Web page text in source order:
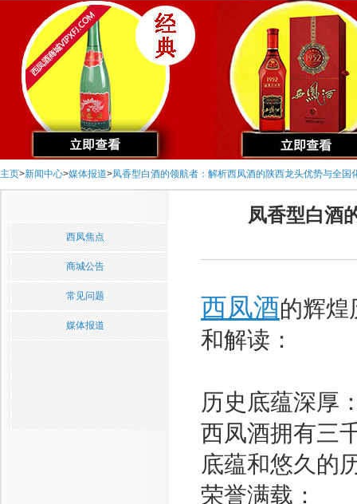
主页>新闻中心>媒体报道>凤香型白酒的领航者：解析西凤酒的陕西龙头优势与全国
西凤焦点
商城公告
常见问题
媒体报道
凤香型白酒
西凤酒的辉煌
和解读：
历史底蕴深厚
西凤酒拥有三
底蕴和悠久的
荣誉满载：